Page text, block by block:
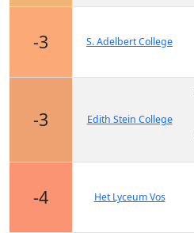
-3 S. Adelbert College
-3 Edith Stein College
-4 Het Lyceum Vos